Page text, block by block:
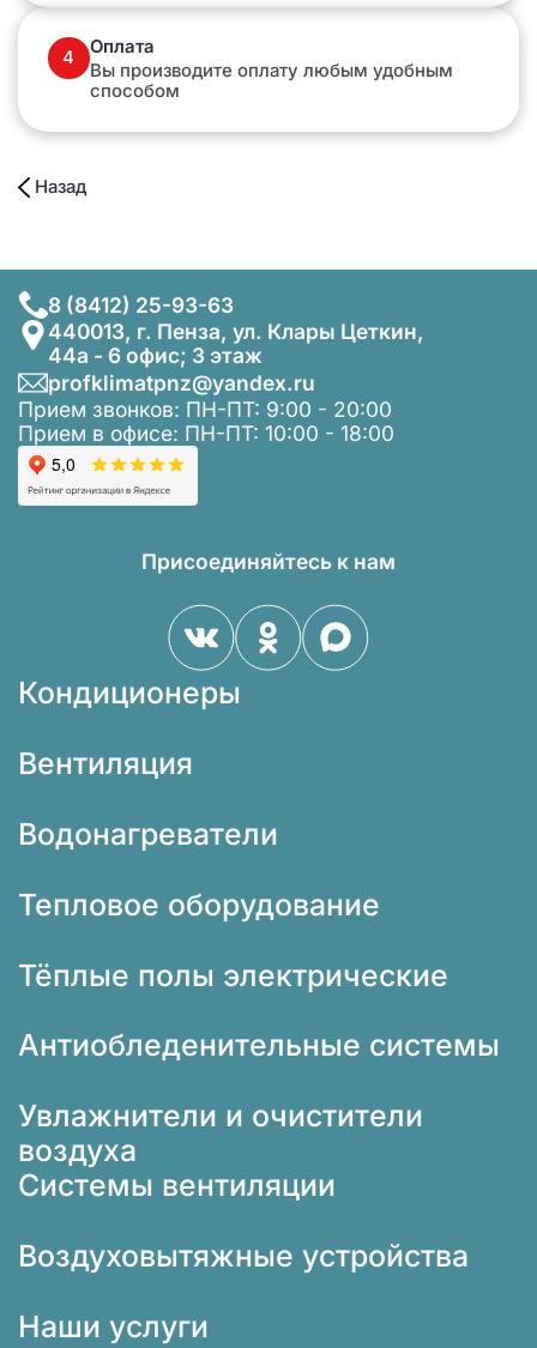
4
Оплата
Вы производите оплату любым удобным
способом
Назад
8 (8412) 25-93-63
440013, г. Пенза, ул. Клары Цеткин,
44а - 6 офис; 3 этаж
profklimatpnz@yandex.ru
Прием звонков: ПН-ПТ: 9:00 - 20:00
Прием в офисе: ПН-ПТ: 10:00 - 18:00
Присоединяйтесь к нам
Кондиционеры
Вентиляция
Водонагреватели
Тепловое оборудование
Тёплые полы электрические
Антиобледенительные системы
Увлажнители и очистители
воздуха
Системы вентиляции
Воздуховытяжные устройства
Наши услуги